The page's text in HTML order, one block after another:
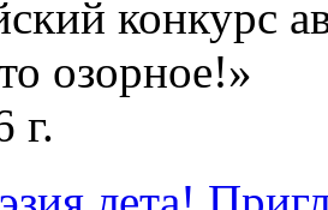
конкурс
озорное!»
г.